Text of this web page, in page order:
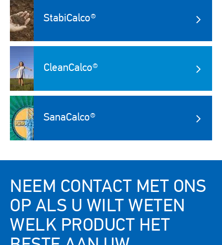
Image
StabiCalco®
CleanCalco®
Image
SanaCalco®
NEEM CONTACT MET ONS
OP ALS U WILT WETEN
WELK PRODUCT HET